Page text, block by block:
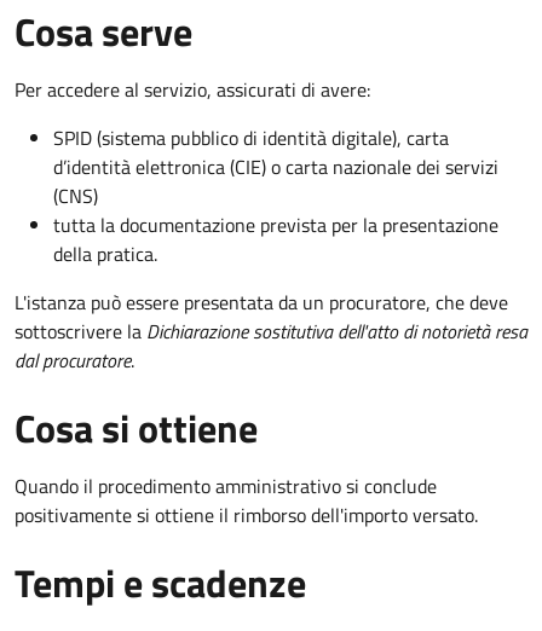
Cosa serve
Per accedere al servizio, assicurati di avere:
SPID (sistema pubblico di identità digitale), carta
d’identità elettronica (CIE) o carta nazionale dei servizi
(CNS)
tutta la documentazione prevista per la presentazione
della pratica.
L'istanza può essere presentata da un procuratore, che deve
sottoscrivere la Dichiarazione sostitutiva dell'atto di notorietà resa
dal procuratore.
Cosa si ottiene
Quando il procedimento amministrativo si conclude
positivamente si ottiene il rimborso dell'importo versato.
Tempi e scadenze